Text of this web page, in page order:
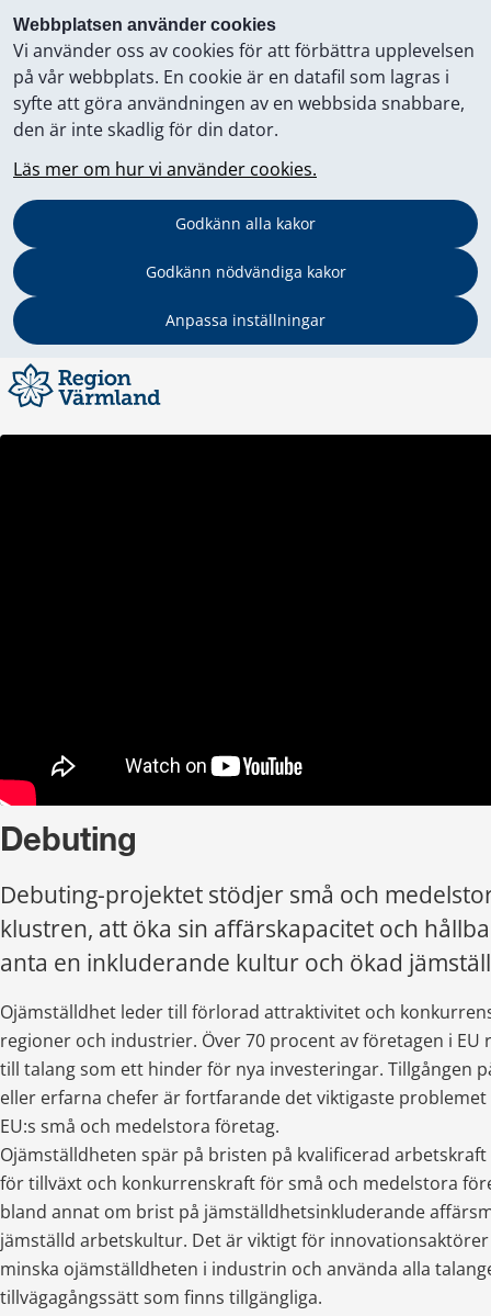
Webbplatsen använder cookies
Vi använder oss av cookies för att förbättra upplevelsen
på vår webbplats. En cookie är en datafil som lagras i
syfte att göra användningen av en webbsida snabbare,
den är inte skadlig för din dator.
Läs mer om hur vi använder cookies.
Godkänn alla kakor
Godkänn nödvändiga kakor
Anpassa inställningar
Debuting
Debuting-projektet stödjer små och
klustren, att öka sin affärskapacitet och
anta en inkluderande kultur och ökad
Ojämställdhet leder till förlorad attraktivitet och
regioner och industrier. Över 70 procent av företagen i
till talang som ett hinder för nya investeringar. Tillgången
eller erfarna chefer är fortfarande det viktigaste
EU:s små och medelstora företag.
Ojämställdheten spär på bristen på kvalificerad
för tillväxt och konkurrenskraft för små och medelstora
bland annat om brist på jämställdhetsinkluderande
jämställd arbetskultur. Det är viktigt för
minska ojämställdheten i industrin och använda alla
tillvägagångssätt som finns tillgängliga.